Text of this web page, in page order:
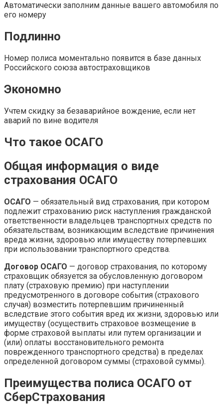
Автоматически заполним данные вашего автомобиля по
его номеру
Подлинно
Номер полиса моментально появится в базе данных
Российского союза автостраховщиков
Экономно
Учтем скидку за безаварийное вождение, если нет
аварий по вине водителя
Что такое ОСАГО
Общая информация о виде
страхования ОСАГО
ОСАГО — обязательный вид страхования, при котором
подлежит страхованию риск наступления гражданской
ответственности владельцев транспортных средств по
обязательствам, возникающим вследствие причинения
вреда жизни, здоровью или имуществу потерпевших
при использовании транспортного средства.
Договор ОСАГО — договор страхования, по которому
страховщик обязуется за обусловленную договором
плату (страховую премию) при наступлении
предусмотренного в договоре события (страхового
случая) возместить потерпевшим причиненный
вследствие этого события вред их жизни, здоровью или
имуществу (осуществить страховое возмещение в
форме страховой выплаты или путем организации и
(или) оплаты восстановительного ремонта
поврежденного транспортного средства) в пределах
определенной договором суммы (страховой суммы).
Преимущества полиса ОСАГО от
СберСтрахования